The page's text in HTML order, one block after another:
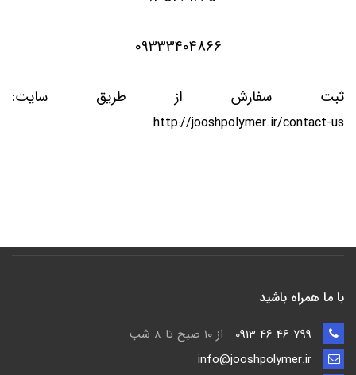
09333404866
ثبت سفارش از طریق سایت:
http://jooshpolymer.ir/contact-us
با ما همراه باشید
از ۱۰ صبح تا ۸ شب